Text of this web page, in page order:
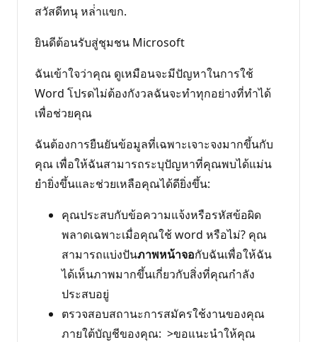
สวัสดีทนุ หล่ําแขก.
ยินดีต้อนรับสู่ชุมชน Microsoft
ฉันเข้าใจว่าคุณ ดูเหมือนจะมีปัญหาในการใช้
Word โปรดไม่ต้องกังวลฉันจะทําทุกอย่างที่ทําได้
เพื่อช่วยคุณ
ฉันต้องการยืนยันข้อมูลที่เฉพาะเจาะจงมากขึ้นกับ
คุณ เพื่อให้ฉันสามารถระบุปัญหาที่คุณพบได้แม่น
ยํายิ่งขึ้นและช่วยเหลือคุณได้ดียิ่งขึ้น:
คุณประสบกับข้อความแจ้งหรือรหัสข้อผิด
พลาดเฉพาะเมื่อคุณใช้ word หรือไม่? คุณ
สามารถแบ่งปันภาพหน้าจอกับฉันเพื่อให้ฉัน
ได้เห็นภาพมากขึ้นเกี่ยวกับสิ่งที่คุณกําลัง
ประสบอยู่
ตรวจสอบสถานะการสมัครใช้งานของคุณ
ภายใต้บัญชีของคุณ: >ขอแนะนําให้คุณ